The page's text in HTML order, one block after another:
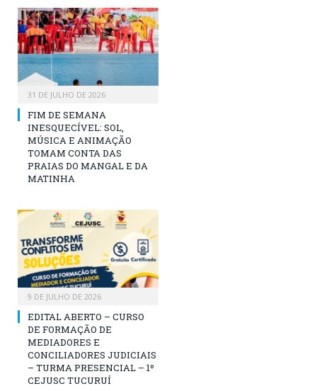
31 DE JULHO DE 2026
FIM DE SEMANA
INESQUECÍVEL: SOL,
MÚSICA E ANIMAÇÃO
TOMAM CONTA DAS
PRAIAS DO MANGAL E DA
MATINHA
9 DE JULHO DE 2026
EDITAL ABERTO – CURSO
DE FORMAÇÃO DE
MEDIADORES E
CONCILIADORES JUDICIAIS
– TURMA PRESENCIAL – 1º
CEJUSC TUCURUÍ